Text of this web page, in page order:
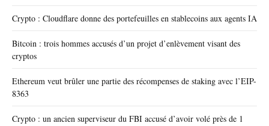
Crypto : Cloudflare donne des portefeuilles en stablecoins aux agents IA
Bitcoin : trois hommes accusés d’un projet d’enlèvement visant des
cryptos
Ethereum veut brûler une partie des récompenses de staking avec l’EIP-
8363
Crypto : un ancien superviseur du FBI accusé d’avoir volé près de 1